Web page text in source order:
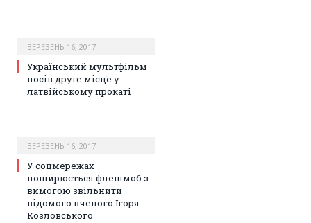
БЕРЕЗЕНЬ 16, 2017
Український мультфільм
посів друге місце у
латвійському прокаті
БЕРЕЗЕНЬ 16, 2017
У соцмережах
поширюється флешмоб з
вимогою звільнити
відомого вченого Ігоря
Козловського